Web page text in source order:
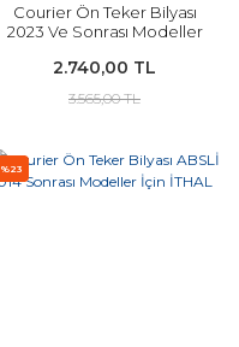
Courier Ön Teker Bilyası
2023 Ve Sonrası Modeller
2.740,00 TL
3.565,00 TL
%23